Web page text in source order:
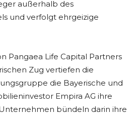
außerhalb des
und verfolgt ehrgeizige
Pangaea Life Capital Partners
Zug vertiefen die
die Bayerische und
Empira AG ihre
bündeln darin ihre